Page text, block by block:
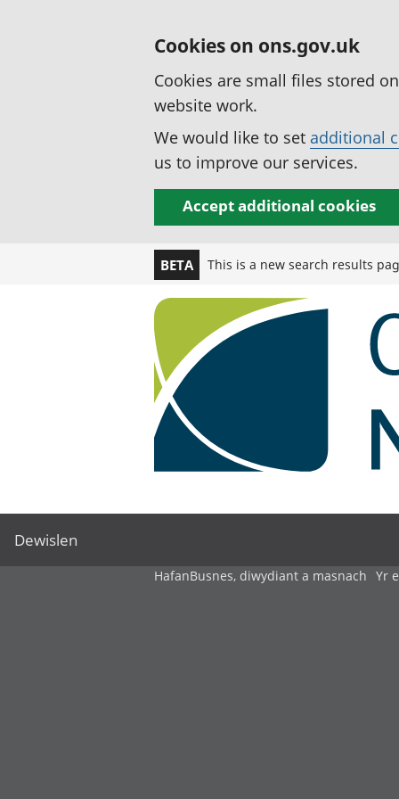
Cookies on ons.gov.uk
Cookies are small files stored
website work.
We would like to set additional
us to improve our services.
Accept additional cookies
BETA This is a new search results
Dewislen
HafanBusnes, diwydiant a masnach Yr